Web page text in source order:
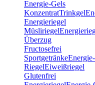
Energie-Gels
KonzentratTrinkgel
Energieriegel
Müsliriegel
Überzug
Fructosefrei
Sportgetränke
RiegelEiweißriegel
Glutenfrei